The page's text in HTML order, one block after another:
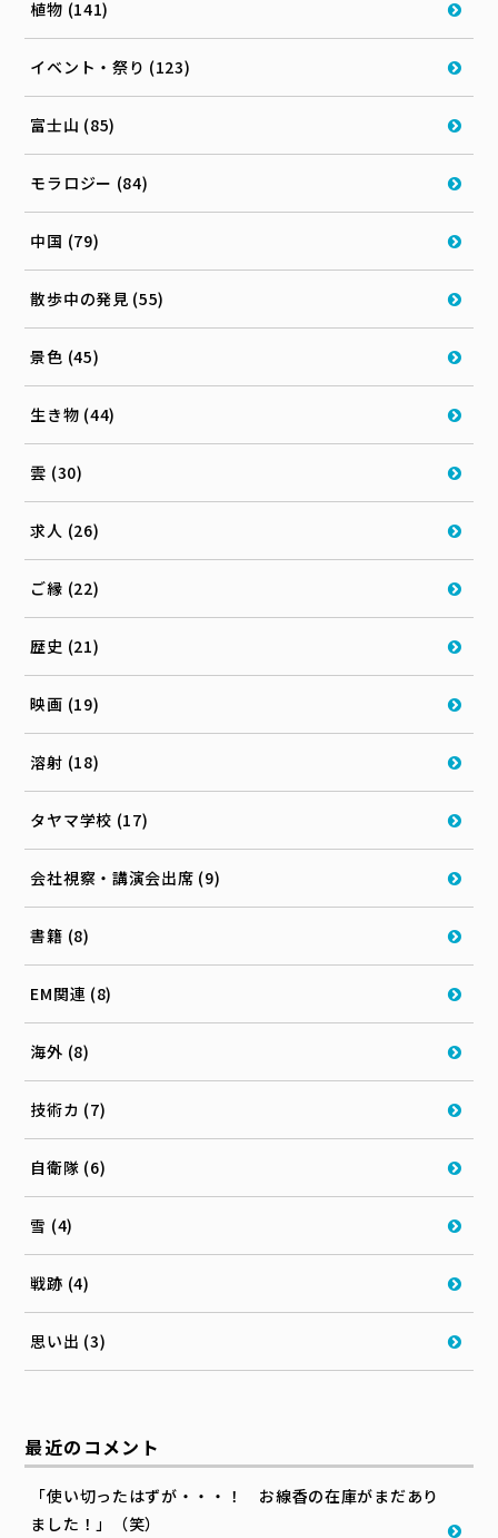
植物 (141)
イベント・祭り (123)
富士山 (85)
モラロジー (84)
中国 (79)
散歩中の発見 (55)
景色 (45)
生き物 (44)
雲 (30)
求人 (26)
ご縁 (22)
歴史 (21)
映画 (19)
溶射 (18)
タヤマ学校 (17)
会社視察・講演会出席 (9)
書籍 (8)
EM関連 (8)
海外 (8)
技術カ (7)
自衛隊 (6)
雪 (4)
戦跡 (4)
思い出 (3)
最近のコメント
「使い切ったはずが・・・！ お線香の在庫がまだあり
ました！」（笑）